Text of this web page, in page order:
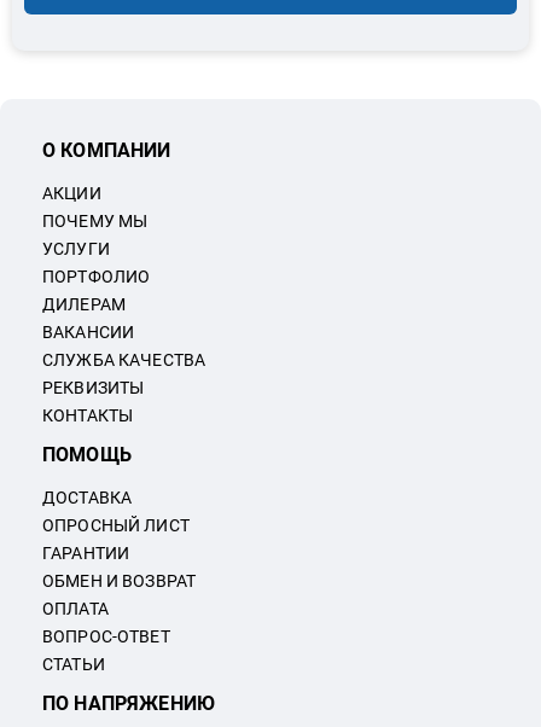
О КОМПАНИИ
АКЦИИ
ПОЧЕМУ МЫ
УСЛУГИ
ПОРТФОЛИО
ДИЛЕРАМ
ВАКАНСИИ
СЛУЖБА КАЧЕСТВА
РЕКВИЗИТЫ
КОНТАКТЫ
ПОМОЩЬ
ДОСТАВКА
ОПРОСНЫЙ ЛИСТ
ГАРАНТИИ
ОБМЕН И ВОЗВРАТ
ОПЛАТА
ВОПРОС-ОТВЕТ
СТАТЬИ
ПО НАПРЯЖЕНИЮ